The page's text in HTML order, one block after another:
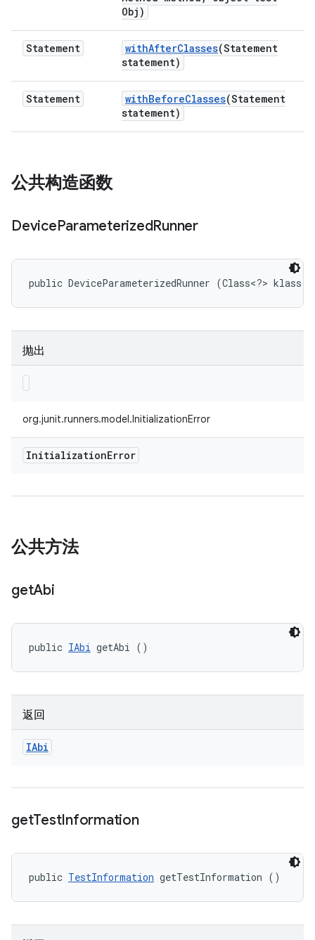
Obj)
Statement withAfterClasses(Statement
statement)
Statement withBeforeClasses(Statement
statement)
公共构造函数
DeviceParameterizedRunner
public DeviceParameterizedRunner (Class<?> klass)
抛出
org.junit.runners.model.InitializationError
InitializationError
公共方法
getAbi
public IAbi getAbi ()
返回
IAbi
getTestInformation
public TestInformation getTestInformation ()